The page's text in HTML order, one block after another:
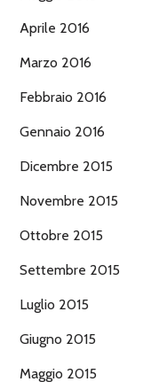
Aprile 2016
Marzo 2016
Febbraio 2016
Gennaio 2016
Dicembre 2015
Novembre 2015
Ottobre 2015
Settembre 2015
Luglio 2015
Giugno 2015
Maggio 2015